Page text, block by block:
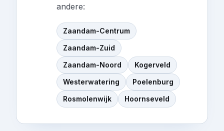
andere:
Zaandam-Centrum
Zaandam-Zuid
Zaandam-Noord
Kogerveld
Westerwatering
Poelenburg
Rosmolenwijk
Hoornseveld